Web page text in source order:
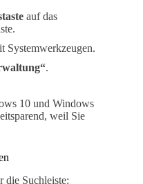
auf das
Systemwerkzeugen.
.
10 und Windows
weil Sie
die Suchleiste: